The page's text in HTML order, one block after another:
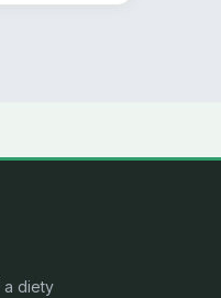
a diety